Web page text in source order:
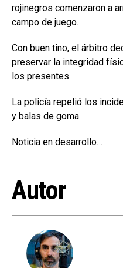
rojinegros comenzaron a
campo de juego.
Con buen tino, el árbitro
preservar la integridad
los presentes.
La policía repelió los
y balas de goma.
Noticia en desarrollo…
Autor